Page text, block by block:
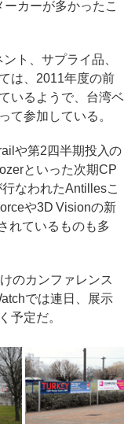
カーが多かったこ
ト、サプライ品、
は、2011年度の前
いるようで、台湾ベ
て参加している。
や第2四半期投入の
といった次期CP
なわれたAntillesこ
や3D Visionの新
れているものも多
のカンファレンス
では連日、展示
予定だ。